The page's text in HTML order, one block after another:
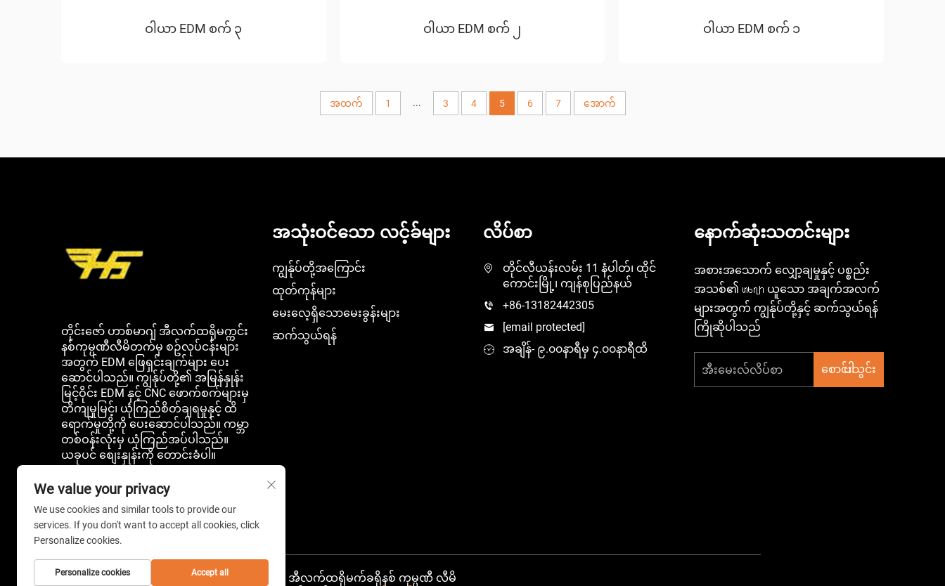
ဝါယာ EDM စက် ၃ ဝါယာ EDM စက် ၂ ဝါယာ EDM စက် ၁
အထက် 1 ... 3 4 5 6 7 အောက်
တိုင်းဇော် ဟာစ်မာဂျ် အီလက်ထရိုမက္ကင်း
နစ်ကုမ္ပဏီလီမိတက်မှ စဥ်လုပ်ငန်းများ
အတွက် EDM ဖြေရှင်းချက်များ ပေး
ဆောင်ပါသည်။ ကျွန်ုပ်တို့၏ အမြန်နှုန်း
မြင့်ဝိုင်း EDM နှင့် CNC ဖောက်စက်များမှ
တိကျမှုမြင့်၊ ယုံကြည်စိတ်ချရမှုနှင့် ထိ
ရောက်မှုတို့ကို ပေးဆောင်ပါသည်။ ကမ္ဘာ
တစ်ဝန်းလုံးမှ ယုံကြည်အပ်ပါသည်။
ယခုပင် စျေးနှုန်းကို တောင်းခံပါ။
အသုံးဝင်သော လင့်ခ်များ
ကျွန်ုပ်တို့အကြောင်း
ထုတ်ကုန်များ
မေးလေ့ရှိသောမေးခွန်းများ
ဆက်သွယ်ရန်
လိပ်စာ
တိုင်လီယန်းလမ်း 11 နံပါတ်၊ ထိုင်
ကောင်းမြို့၊ ကျန်စုပြည်နယ်
+86-13182442305
[email protected]
အချိန်- ၉.၀၀နာရီမှ ၄.၀၀နာရီထိ
နောက်ဆုံးသတင်းများ
အစားအသောက် လျှော့ချမှုနှင့် ပစ္စည်း
အသစ်၏ տեղի ယူသော အချက်အလက်
များအတွက် ကျွန်ုပ်တို့နှင့် ဆက်သွယ်ရန်
ကြိုဆိုပါသည်
စောင်းသွင်းပါ
ကူးယပ်စီး ၂၀၂၆ တရုတ် တိုင်းဇော် ဟားစ်မာ့ဂ် အီလက်ထရိုမက်ခရိုနစ် ကုမ္ပဏီ လီမိ
We value your privacy
We use cookies and similar tools to provide our
services. If you don't want to accept all cookies, click
Personalize cookies.
Personalize cookies Accept all